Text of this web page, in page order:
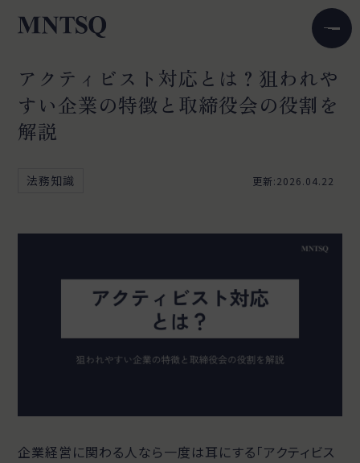
アクティビスト対応とは？狙われや
すい企業の特徴と取締役会の役割を
解説
法務知識 更新:2026.04.22
企業経営に関わる人なら一度は耳にする「アクティビス